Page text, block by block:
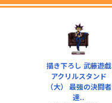
描き下ろし 武藤遊戯
アクリルスタンド
（大） 最強の決闘者
達..